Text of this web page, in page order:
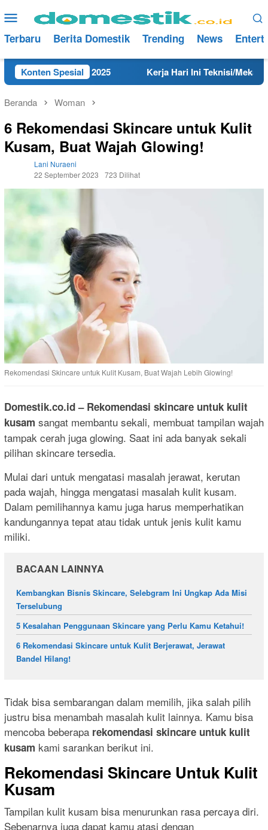
ke
konten
Menu
Mobile
Terbaru Berita Domestik Trending News
Konten Spesial
Tahun 2025 Kerja Hari Ini Teknisi/Mekanik
Beranda Woman
6 Rekomendasi Skincare untuk Kulit
Kusam, Buat Wajah Glowing!
Lani Nuraeni
22 September 2023
723 Dilihat
Rekomendasi Skincare untuk Kulit Kusam, Buat Wajah Lebih Glowing!
Domestik.co.id– Rekomendasi skincare untuk kulit
kusam sangat membantu sekali, membuat tampilan wajah
tampak cerah juga glowing. Saat ini ada banyak sekali
pilihan skincare tersedia.
Mulai dari untuk mengatasi masalah jerawat, kerutan
pada wajah, hingga mengatasi masalah kulit kusam.
Dalam pemilihannya kamu juga harus memperhatikan
kandungannya tepat atau tidak untuk jenis kulit kamu
miliki.
BACAAN LAINNYA
Kembangkan Bisnis Skincare, Selebgram Ini Ungkap Ada Misi
Terselubung
5 Kesalahan Penggunaan Skincare yang Perlu Kamu Ketahui!
6 Rekomendasi Skincare untuk Kulit Berjerawat, Jerawat
Bandel Hilang!
Tidak bisa sembarangan dalam memilih, jika salah pilih
justru bisa menambah masalah kulit lainnya. Kamu bisa
mencoba beberapa rekomendasi skincare untuk kulit
kusam kami sarankan berikut ini.
Rekomendasi Skincare Untuk Kulit
Kusam
Tampilan kulit kusam bisa menurunkan rasa percaya diri.
Sebenarnya juga dapat kamu atasi dengan